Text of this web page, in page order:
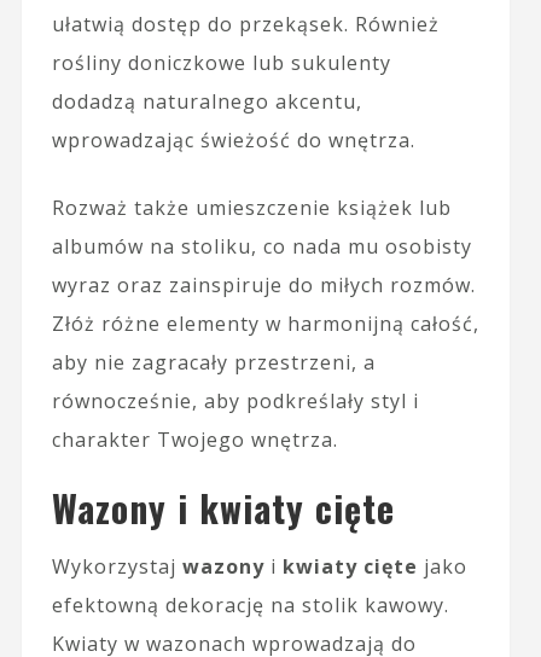
ułatwią dostęp do przekąsek. Również
rośliny doniczkowe lub sukulenty
dodadzą naturalnego akcentu,
wprowadzając świeżość do wnętrza.
Rozważ także umieszczenie książek lub
albumów na stoliku, co nada mu osobisty
wyraz oraz zainspiruje do miłych rozmów.
Złóż różne elementy w harmonijną całość,
aby nie zagracały przestrzeni, a
równocześnie, aby podkreślały styl i
charakter Twojego wnętrza.
Wazony i kwiaty cięte
Wykorzystaj wazonyi kwiaty cięte jako
efektowną dekorację na stolik kawowy.
Kwiaty w wazonach wprowadzają do